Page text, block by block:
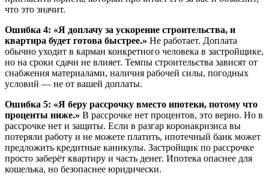
что это значит.
Ошибка 4: «Я доплачу за ускорение строительства, и
квартира будет готова быстрее.» Не работает. Доплата
обычно уходит в карман конкретного человека в застройщике,
но на сроки сдачи не влияет. Темпы строительства зависят от
снабжения материалами, наличия рабочей силы, погодных
условий — не от вашей доплаты.
Ошибка 5: «Я беру рассрочку вместо ипотеки, потому что
проценты ниже.» В рассрочке нет процентов, это верно. Но в
рассрочке нет и защиты. Если в разгар коронакризиса вы
потеряли работу и не можете платить, ипотечный банк может
предложить кредитные каникулы. Застройщик по рассрочке
просто заберёт квартиру и часть денег. Ипотека опаснее для
кошелька, но безопаснее юридически.